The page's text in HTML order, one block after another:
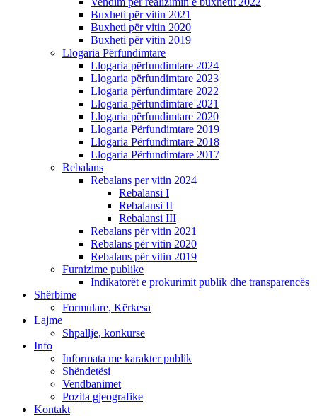
Buxheti për vitin 2021
Buxheti për vitin 2020
Buxheti për vitin 2019
Llogaria Përfundimtare
Llogaria përfundimtare 2024
Llogaria përfundimtare 2023
Llogaria përfundimtare 2022
Llogaria përfundimtare 2021
Llogaria përfundimtare 2020
Llogaria Përfundimtare 2019
Llogaria Përfundimtare 2018
Llogaria Përfundimtare 2017
Rebalans
Rebalans per vitin 2024
Rebalansi I
Rebalansi II
Rebalansi III
Rebalans për vitin 2021
Rebalans për vitin 2020
Rebalans për vitin 2019
Furnizime publike
Indikatorët e prokurimit publik dhe transparencës
Shërbime
Formulare, Kërkesa
Lajme
Shpallje, konkurse
Info
Informata me karakter publik
Shëndetësi
Vendbanimet
Pozita gjeografike
Kontakt